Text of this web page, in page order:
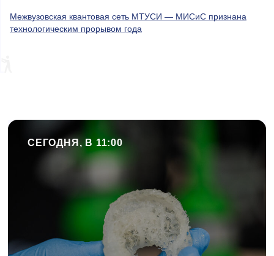
Межвузовская квантовая сеть МТУСИ — МИСиС признана
технологическим прорывом года
СЕГОДНЯ, В 11:00